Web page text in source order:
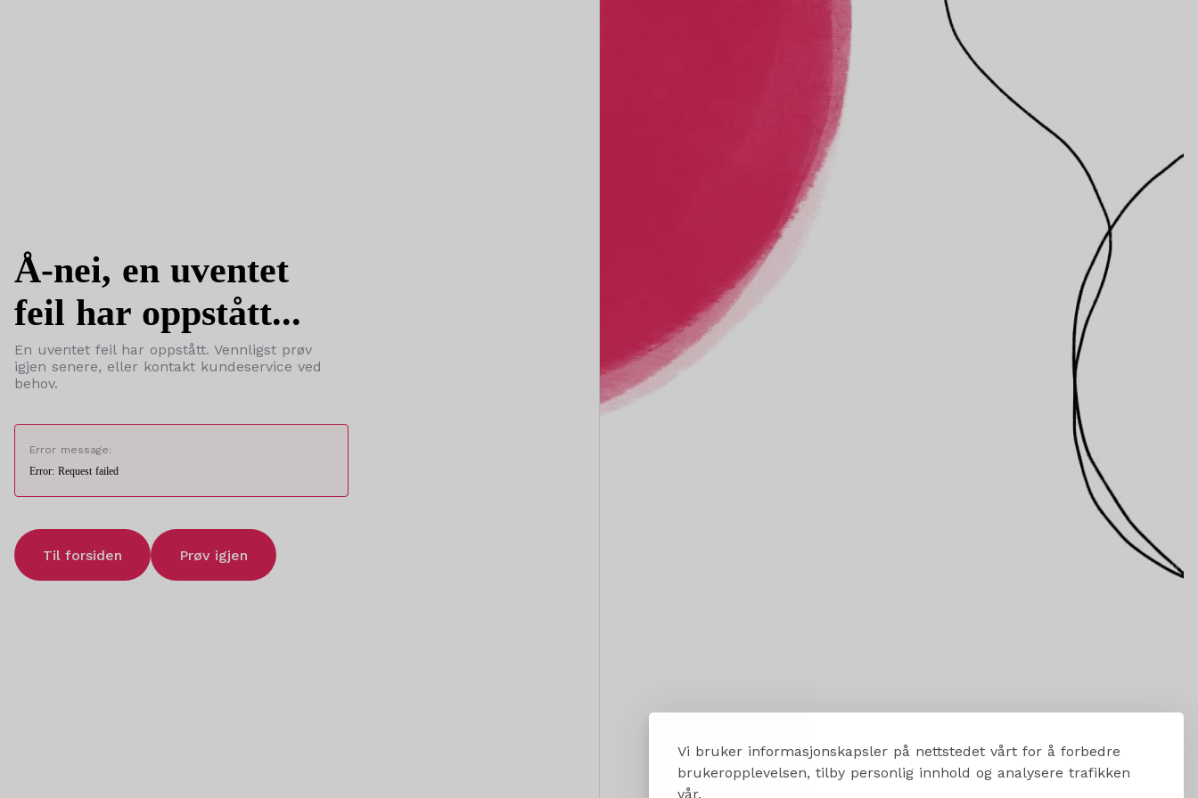
Vi bruker informasjonskapsler på nettstedet vårt for å forbedre
brukeropplevelsen, tilby personlig innhold og analysere trafikken
vår.
Å-nei, en uventet
feil har oppstått...
En uventet feil har oppstått. Vennligst prøv
igjen senere, eller kontakt kundeservice ved
behov.
Error message:
Error: Request failed
Til forsiden Prøv igjen